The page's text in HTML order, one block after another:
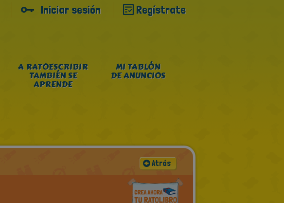
Iniciar sesión Regístrate
A RATOESCRIBIR
TAMBIÉN SE
APRENDE
MI TABLÓN
DE ANUNCIOS
Atrás